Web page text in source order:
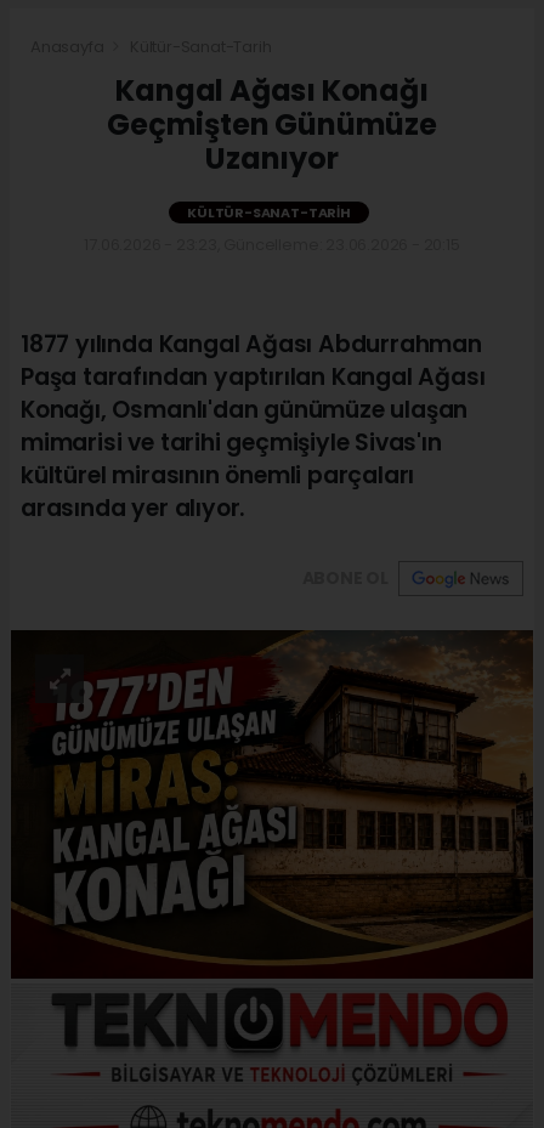
Kangal Ağası Konağı
Geçmişten Günümüze
Uzanıyor
KÜLTÜR-SANAT-TARIH
1877 yılında Kangal Ağası Abdurrahman
Paşa tarafından yaptırılan Kangal Ağası
Konağı, Osmanlı'dan günümüze ulaşan
mimarisi ve tarihi geçmişiyle Sivas'ın
kültürel mirasının önemli parçaları
arasında yer alıyor.